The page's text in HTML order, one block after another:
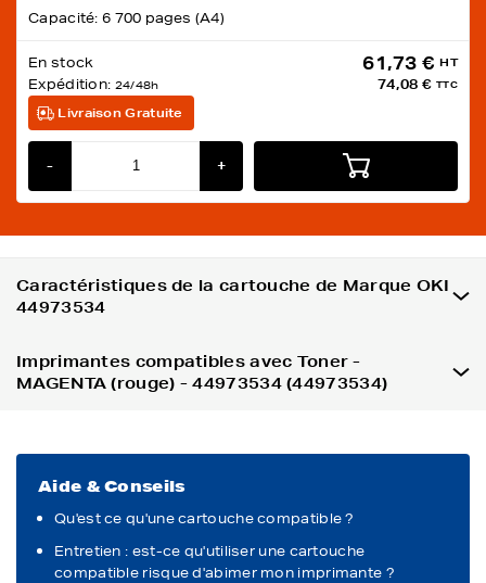
Capacité: 6 700 pages (A4)
En stock
Expédition: 24/48h
61,73 € HT
74,08 € TTC
Livraison Gratuite
- +
Caractéristiques de la cartouche de Marque OKI
44973534
Imprimantes compatibles avec Toner -
MAGENTA (rouge) - 44973534 (44973534)
Aide & Conseils
Qu'est ce qu'une cartouche compatible ?
Entretien : est-ce qu'utiliser une cartouche
compatible risque d'abimer mon imprimante ?